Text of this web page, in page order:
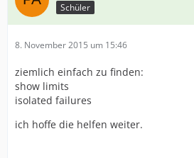
Schüler
8. November 2015 um 15:46
ziemlich einfach zu finden:
show limits
isolated failures
ich hoffe die helfen weiter.